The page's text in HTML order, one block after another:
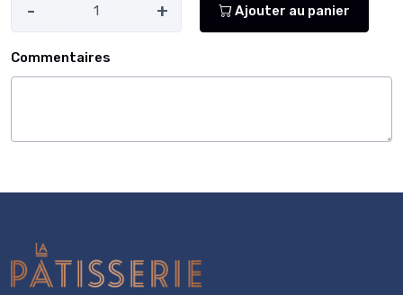
- + Ajouter au panier
Commentaires